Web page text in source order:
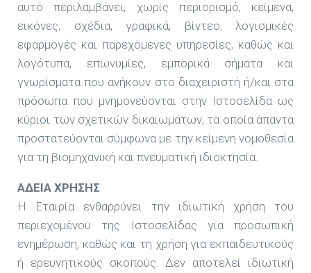
αυτό περιλαμβάνει, χωρίς περιορισμό, κείμενα,
εικόνες, σχέδια, γραφικά, βίντεο, λογισμικές
εφαρμογές και παρεχόμενες υπηρεσίες, καθώς και
λογότυπα, επωνυμίες, εμπορικά σήματα και
γνωρίσματα που ανήκουν στο διαχειριστή ή/και στα
πρόσωπα που μνημονεύονται στην Ιστοσελίδα ως
κύριοι των σχετικών δικαιωμάτων, τα οποία άπαντα
προστατεύονται σύμφωνα με την κείμενη νομοθεσία
για τη βιομηχανική και πνευματική ιδιοκτησία.
ΑΔΕΙΑ ΧΡΗΣΗΣ
Η Εταιρία ενθαρρύνει την ιδιωτική χρήση του
περιεχομένου της Ιστοσελίδας για προσωπική
ενημέρωση, καθώς και τη χρήση για εκπαιδευτικούς
ή ερευνητικούς σκοπούς. Δεν αποτελεί ιδιωτική